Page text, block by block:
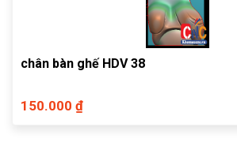
chân bàn ghế HDV 38
150.000 ₫